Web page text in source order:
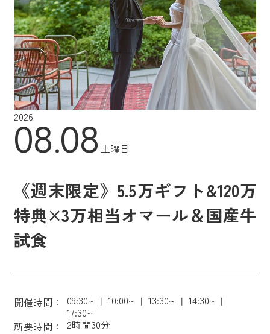
2026
08.08 土曜日
《週末限定》5.5万ギフト&120万
特典×3万相当オマール＆国産牛
試食
開催時間： 09:30~ 10:00~ 13:30~
14:30~
17:30~
所要時間：
2時間30分